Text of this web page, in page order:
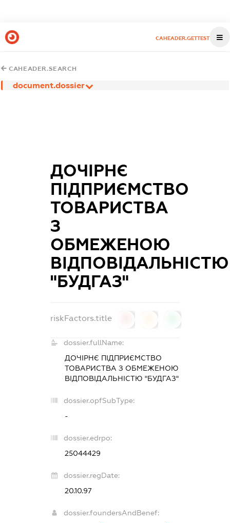
CAHEADER.GETTEST
CAHEADER.SEARCH
document.dossier
ДОЧІРНЄ
ПІДПРИЄМСТВО
ТОВАРИСТВА
З
ОБМЕЖЕНОЮ
ВІДПОВІДАЛЬНІСТЮ
"БУДГАЗ"
riskFactors.title
dossier.fullName:
ДОЧІРНЄ ПІДПРИЄМСТВО
ТОВАРИСТВА З ОБМЕЖЕНОЮ
ВІДПОВІДАЛЬНІСТЮ "БУДГАЗ"
dossier.opfSubType:
-
dossier.edrpo:
25044429
dossier.regDate:
20.10.97
dossier.foundersAndBenef: